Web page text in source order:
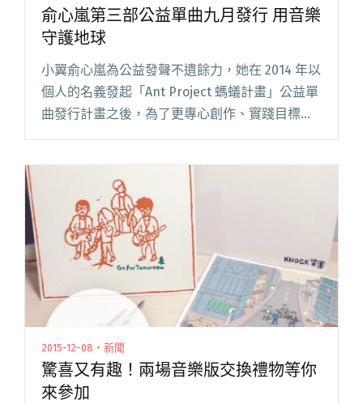
俞心嵐第三部公益單曲九月發行 用音樂
守護地球
小翼俞心嵐為公益發聲不遺餘力，她在 2014 年以
個人的名義發起「Ant Project 螞蟻計畫」公益單
曲發行計畫之後，為了更專心創作、實踐目標，
讀全文 "俞心嵐第三部公益單曲九月發行 用音樂
守護地球"
2015-12-08・新聞
驚喜又有趣！兩場音樂版交換禮物等你
來參加